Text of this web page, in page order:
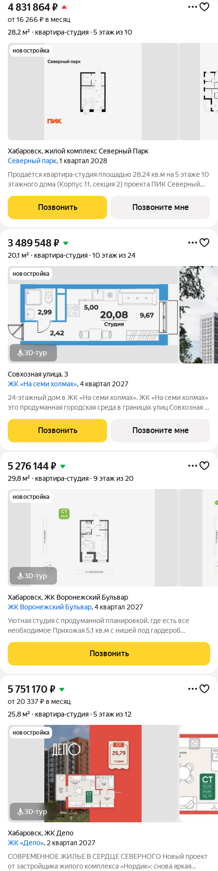
4 831 864₽
от 16 266 ₽ в месяц
28,2 м²
квартира-студия 5 этаж из 10
новостройка
Хабаровск,жилой комплекс Северный Парк
Северный парк, 1 квартал 2028
Продаётся квартира-студия площадью 28.24 кв.м на 5 этаже 10
этажного дома (Корпус 11, секция 2) проекта ПИК Северный
функциональная планировка, большие окна. «Северный парк»
жилой квартал в развитом
Позвонить Позвоните мне
3 489 548₽
20,1 м² квартира-студия 10 этаж из 24
новостройка
3D-тур
Совхозная улица,3
ЖК «На семи холмах», 4 квартал 2027
24-этажный дом в ЖК «На семи холмах». ЖК «На семи холмах»
это продуманная городская среда в границах улиц Совхозная и
создают гармоничную атмосферу для жизни, работы и отдыха.
Архитектурную
Позвонить Позвоните мне
5 276 144₽
29,8 м² квартира-студия 9 этаж из 20
новостройка
3D-тур
Хабаровск,ЖК Воронежский Бульвар
ЖК Воронежский Бульвар, 4 квартал 2027
Уютная студия с продуманной планировкой, где есть все
необходимое Прихожая 5,1 кв.м с нишей под гардероб
ниша с выходом на просторную лоджию станет удобным
пространством для создания
Позвонить
5 751 170 ₽
от 20 337 ₽ в месяц
25,8 м²
квартира-студия 5 этаж из 12
новостройка
3D-тур
Хабаровск,ЖК Депо
ЖК «Депо», 2 квартал 2027
СОВРЕМЕННОЕ ЖИЛЬЕ В СЕРДЦЕ СЕВЕРНОГО Новый проект
от застройщика жилого комплекса «Нордик»: снова яркая